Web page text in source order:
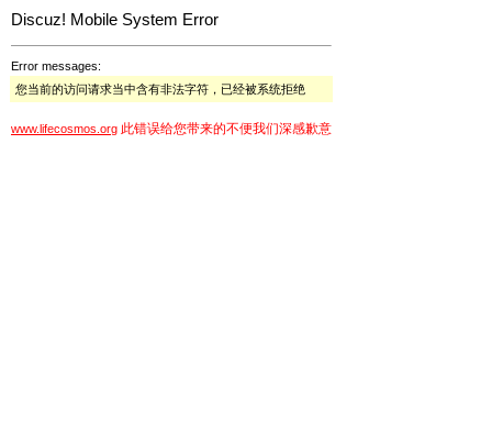
Discuz! Mobile System Error
Error messages:
您当前的访问请求当中含有非法字符，已经被系统拒绝
www.lifecosmos.org 此错误给您带来的不便我们深感歉意